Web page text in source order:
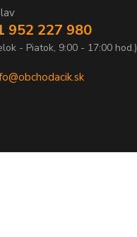
952 227 980
- Piatok, 9:00 - 17:00 hod.)